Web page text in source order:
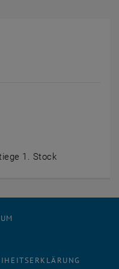
Zenz anrufen
1. Stock